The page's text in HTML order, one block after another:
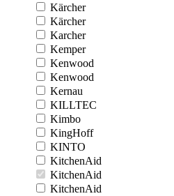
Kärcher
Kärcher
Karcher
Kemper
Kenwood
Kenwood
Kernau
KILLTEC
Kimbo
KingHoff
KINTO
KitchenAid
KitchenAid
KitchenAid